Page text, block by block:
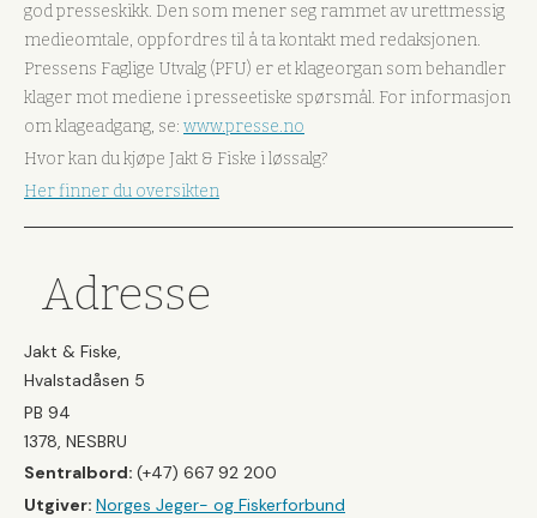
god presseskikk. Den som mener seg rammet av urettmessig
medieomtale, oppfordres til å ta kontakt med redaksjonen.
Pressens Faglige Utvalg (PFU) er et klageorgan som behandler
klager mot mediene i presseetiske spørsmål. For informasjon
om klageadgang, se: www.presse.no
Hvor kan du kjøpe Jakt & Fiske i løssalg?
Her finner du oversikten
Adresse
Jakt & Fiske,
Hvalstadåsen 5
PB 94
1378, NESBRU
Sentralbord: (+47) 667 92 200
Utgiver: Norges Jeger- og Fiskerforbund